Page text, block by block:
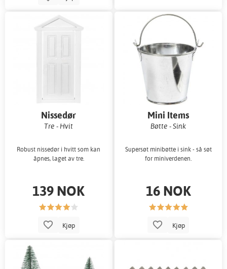
Nissedør
Tre - Hvit
Robust nissedør i hvitt som kan
åpnes, laget av tre.
139 NOK
Kjøp
Mini Items
Bøtte - Sink
Supersøt minibøtte i sink - så søt
for miniverdenen.
16 NOK
Kjøp